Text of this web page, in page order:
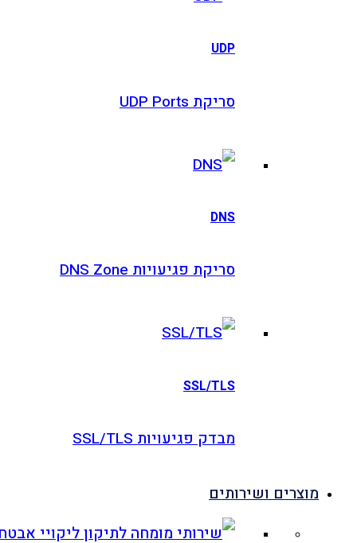
סריקת UDP Ports
סריקת פגיעויות DNS Zone
SSL/TLS
מבדק פגיעויות SSL/TLS
ושירותים